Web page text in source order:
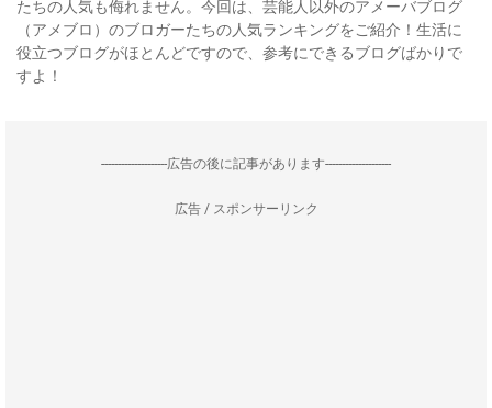
たちの人気も侮れません。今回は、芸能人以外のアメーバブログ
（アメブロ）のブロガーたちの人気ランキングをご紹介！生活に
役立つブログがほとんどですので、参考にできるブログばかりで
すよ！
--------------------広告の後に記事があります--------------------
広告 / スポンサーリンク